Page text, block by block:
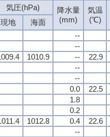
気圧(hPa)
降水量
(mm)
気温
(℃)
現地 海面
--
--
1010.9 -- 22.9
--
--
0.0 22.5
1.8
0.2
1012.8 0.4 22.6
--